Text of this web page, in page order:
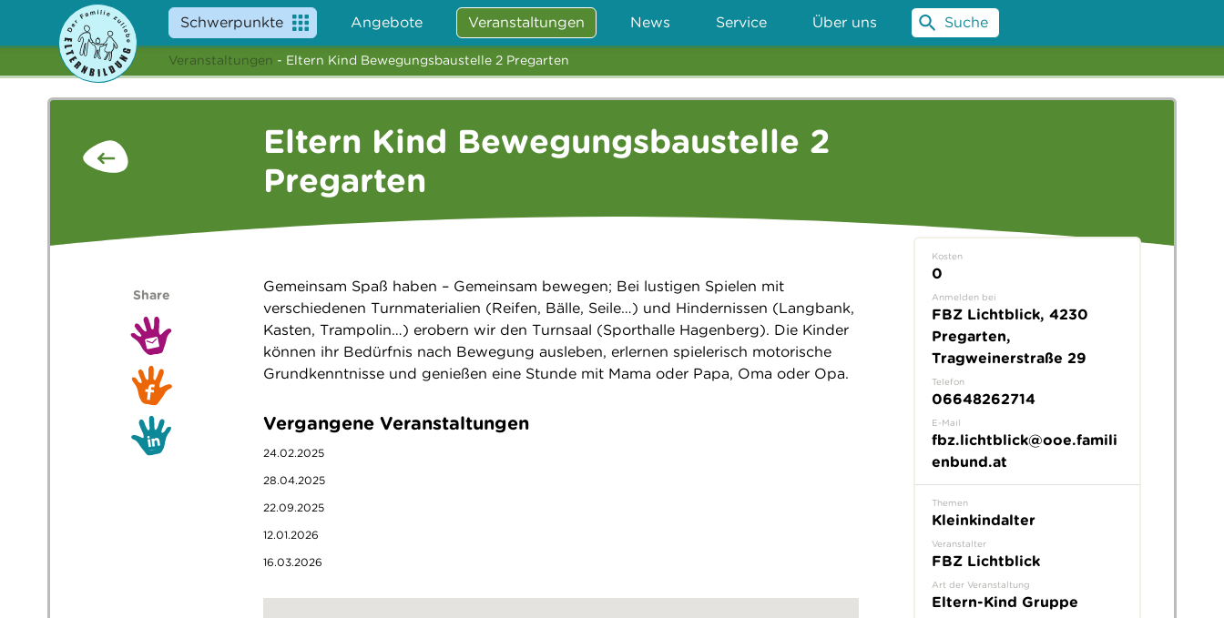
Schwerpunkte Angebote Veranstaltungen News Service Über uns Suche
Veranstaltungen - Eltern Kind Bewegungsbaustelle 2 Pregarten
Eltern Kind Bewegungsbaustelle 2
Pregarten
Gemeinsam Spaß haben – Gemeinsam bewegen; Bei lustigen Spielen mit
verschiedenen Turnmaterialien (Reifen, Bälle, Seile…) und Hindernissen (Langbank,
Kasten, Trampolin…) erobern wir den Turnsaal (Sporthalle Hagenberg). Die Kinder
können ihr Bedürfnis nach Bewegung ausleben, erlernen spielerisch motorische
Grundkenntnisse und genießen eine Stunde mit Mama oder Papa, Oma oder Opa.
Vergangene Veranstaltungen
24.02.2025
28.04.2025
22.09.2025
12.01.2026
16.03.2026
Share
Kosten
0
Anmelden bei
FBZ Lichtblick, 4230
Pregarten,
Tragweinerstraße 29
Telefon
06648262714
E-Mail
fbz.lichtblick@ooe.famili
enbund.at
Themen
Kleinkindalter
Veranstalter
FBZ Lichtblick
Art der Veranstaltung
Eltern-Kind Gruppe